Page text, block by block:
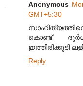
Anonymous
GMT+5:30
കൊണ്ട്
ഇത്തിരിക്കൂടി
Reply